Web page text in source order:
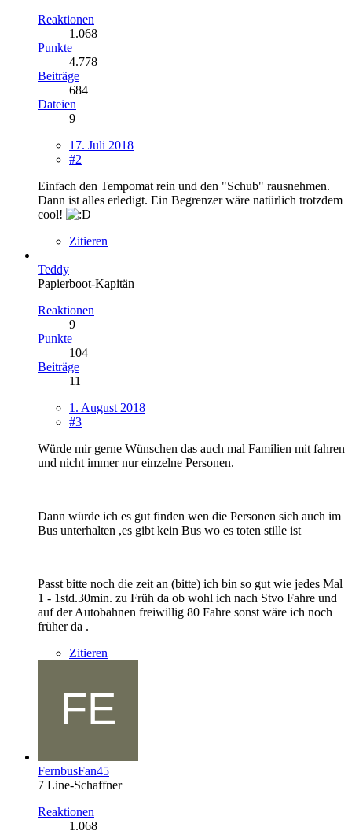
Reaktionen
1.068
Punkte
4.778
Beiträge
684
Dateien
9
17. Juli 2018
#2
Einfach den Tempomat rein und den "Schub" rausnehmen.
Dann ist alles erledigt. Ein Begrenzer wäre natürlich trotzdem
cool!
Zitieren
Teddy
Papierboot-Kapitän
Reaktionen
9
Punkte
104
Beiträge
11
1. August 2018
#3
Würde mir gerne Wünschen das auch mal Familien mit fahren
und nicht immer nur einzelne Personen.
Dann würde ich es gut finden wen die Personen sich auch im
Bus unterhalten ,es gibt kein Bus wo es toten stille ist
Passt bitte noch die zeit an (bitte) ich bin so gut wie jedes Mal
1 - 1std.30min. zu Früh da ob wohl ich nach Stvo Fahre und
auf der Autobahnen freiwillig 80 Fahre sonst wäre ich noch
früher da .
Zitieren
FernbusFan45
7 Line-Schaffner
Reaktionen
1.068